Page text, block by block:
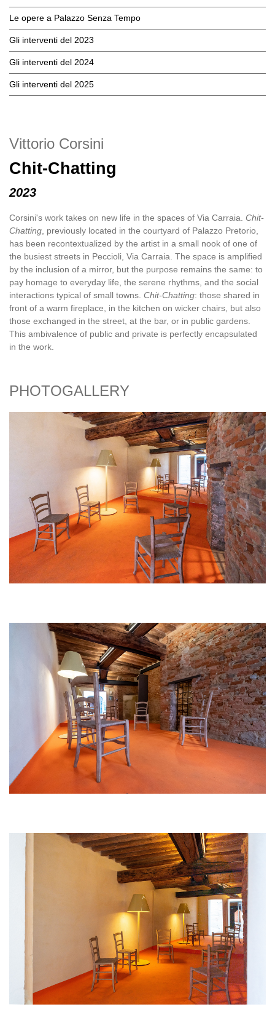
Le opere a Palazzo Senza Tempo
Gli interventi del 2023
Gli interventi del 2024
Gli interventi del 2025
Vittorio Corsini
Chit-Chatting
2023
Corsini's work takes on new life in the spaces of Via Carraia. Chit-
Chatting , previously located in the courtyard of Palazzo Pretorio,
has been recontextualized by the artist in a small nook of one of
the busiest streets in Peccioli, Via Carraia. The space is amplified
by the inclusion of a mirror, but the purpose remains the same: to
pay homage to everyday life, the serene rhythms, and the social
interactions typical of small towns. Chit-Chatting: those shared in
front of a warm fireplace, in the kitchen on wicker chairs, but also
those exchanged in the street, at the bar, or in public gardens.
This ambivalence of public and private is perfectly encapsulated
in the work.
PHOTOGALLERY